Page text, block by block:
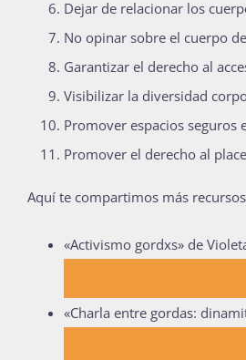
Dejar de relacionar los
No opinar sobre el cuerpo
Garantizar el derecho al
Visibilizar la diversidad
Promover espacios seguros
Promover el derecho al
Aquí te compartimos más
«Activismo gordxs» de
«Charla entre gordas: